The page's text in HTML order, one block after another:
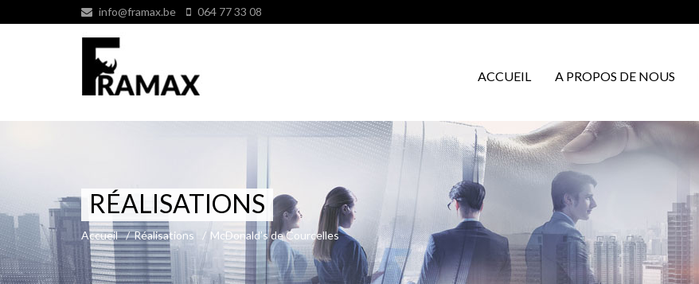
info@framax.be 064 77 33 08
ACCUEIL A PROPOS DE NOUS
RÉALISATIONS
Accueil / Réalisations / McDonald’s de Courcelles